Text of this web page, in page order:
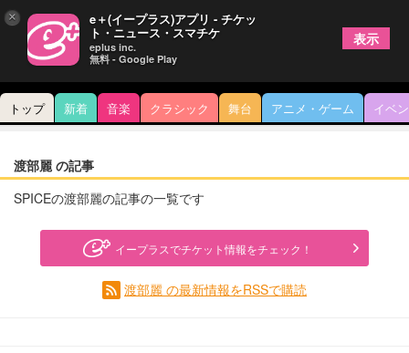
トップ 新着 音楽 クラシック 舞台 アニメ・ゲーム イベ
渡部麗 の記事
SPICEの渡部麗の記事の一覧です
イープラスでチケット情報をチェック！
渡部麗 の最新情報をRSSで購読
× e＋(イープラス)アプリ - チケッ
ト・ニュース・スマチケ
eplus inc.
無料 - Google Play
表示